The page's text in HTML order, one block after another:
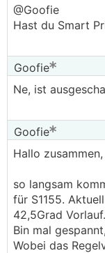
@Goofie
Hast du Smart
Goofie
Ne, ist
Goofie
Hallo zusammen,
so langsam
für S1155.
42,5Grad
Bin mal
Wobei das